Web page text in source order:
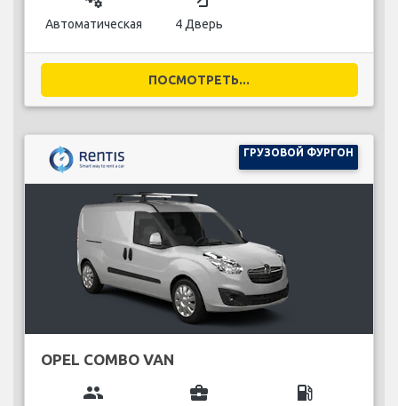
Автоматическая 4 Дверь
ПОСМОТРЕТЬ...
ГРУЗОВОЙ ФУРГОН
OPEL COMBO VAN
group business_center local_gas_station